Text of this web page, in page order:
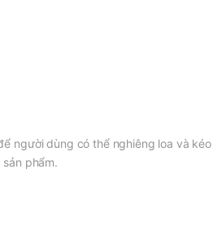
người dùng có thể nghiêng loa và
phẩm.